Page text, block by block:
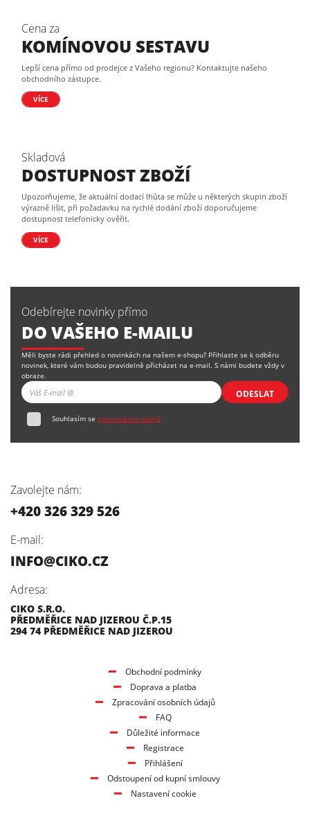
Cena za
KOMÍNOVOU SESTAVU
Lepší cena přímo od prodejce z Vašeho regionu? Kontaktujte našeho
obchodního zástupce.
VÍCE
Skladová
DOSTUPNOST ZBOŽÍ
Upozorňujeme, že aktuální dodací lhůta se může u některých skupin zboží
výrazně lišit, při požadavku na rychlé dodání zboží doporučujeme
dostupnost telefonicky ověřit.
VÍCE
Odebírejte novinky přímo
DO VAŠEHO E-MAILU
Měli byste rádi přehled o novinkách na našem e-shopu? Přihlaste se k odběru
novinek, které vám budou pravidelně přicházet na e-mail. S námi budete vždy v
obraze.
ODESLAT
Souhlasím se zpracováním údajů
Zavolejte nám:
+420 326 329 526
E-mail:
INFO@CIKO.CZ
Adresa:
CIKO S.R.O.
PŘEDMĚŘICE NAD JIZEROU Č.P.15
294 74 PŘEDMĚŘICE NAD JIZEROU
Obchodní podmínky
Doprava a platba
Zpracování osobních údajů
FAQ
Důležité informace
Registrace
Přihlášení
Odstoupení od kupní smlouvy
Nastavení cookie